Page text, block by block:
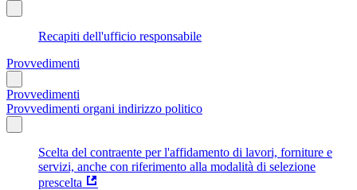
Recapiti dell'ufficio responsabile
Provvedimenti
Provvedimenti
Provvedimenti organi indirizzo politico
Scelta del contraente per l'affidamento di lavori, forniture e
servizi, anche con riferimento alla modalità di selezione
prescelta